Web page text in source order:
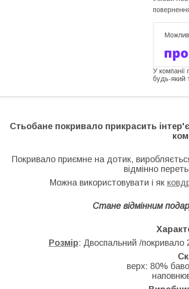
У компанії
будь-який
Стьобане покривало прикрасить
Покривало приємне на дотик,
відмінно
Можна використовувати і як
Стане відмінним
Розмір: Двоспальний /
верх: 80%